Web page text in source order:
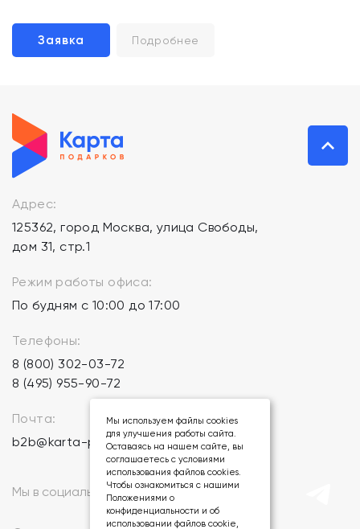
Заявка Подробнее
Адрес:
125362, город Москва, улица Свободы,
дом 31, стр.1
Режим работы офиса:
По будням с 10:00 до 17:00
Телефоны:
8 (800) 302-03-72
8 (495) 955-90-72
Почта:
b2b@karta-podarkov.ru
Мы в социальных сетях:
Мы используем файлы cookies
для улучшения работы сайта.
Оставаясь на нашем сайте, вы
соглашаетесь с условиями
использования файлов cookies.
Чтобы ознакомиться с нашими
Положениями о
конфиденциальности и об
использовании файлов cookie,